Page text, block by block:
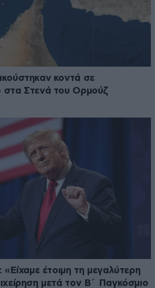
κοντά σε
στα Στενά του Ορμούζ
«Είχαμε έτοιμη τη μεγαλύτερη
μετά τον Β΄ Παγκόσμιο